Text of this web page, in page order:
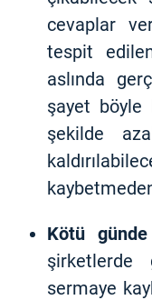
cevaplar
tespit
aslında
şayet
şekilde
Kötü günde
sermaye